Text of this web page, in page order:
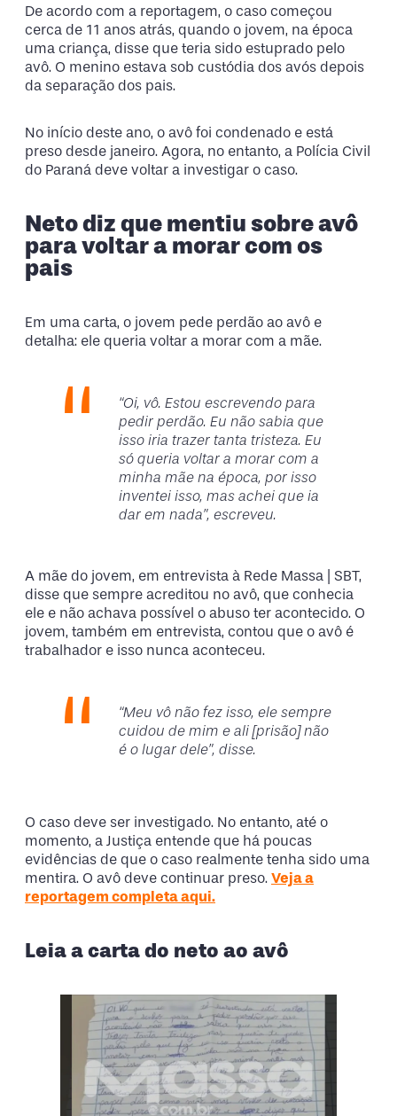
De acordo com a reportagem, o caso começou
cerca de 11 anos atrás, quando o jovem, na época
uma criança, disse que teria sido estuprado pelo
avô. O menino estava sob custódia dos avós depois
da separação dos pais.
No início deste ano, o avô foi condenado e está
preso desde janeiro. Agora, no entanto, a Polícia Civil
do Paraná deve voltar a investigar o caso.
Neto diz que mentiu sobre avô
para voltar a morar com os
pais
Em uma carta, o jovem pede perdão ao avô e
detalha: ele queria voltar a morar com a mãe.
“Oi, vô. Estou escrevendo para
pedir perdão. Eu não sabia que
isso iria trazer tanta tristeza. Eu
só queria voltar a morar com a
minha mãe na época, por isso
inventei isso, mas achei que ia
dar em nada”, escreveu.
A mãe do jovem, em entrevista à Rede Massa | SBT,
disse que sempre acreditou no avô, que conhecia
ele e não achava possível o abuso ter acontecido. O
jovem, também em entrevista, contou que o avô é
trabalhador e isso nunca aconteceu.
“Meu vô não fez isso, ele sempre
cuidou de mim e ali [prisão] não
é o lugar dele”, disse.
O caso deve ser investigado. No entanto, até o
momento, a Justiça entende que há poucas
evidências de que o caso realmente tenha sido uma
mentira. O avô deve continuar preso. Veja a
reportagem completa aqui.
Leia a carta do neto ao avô